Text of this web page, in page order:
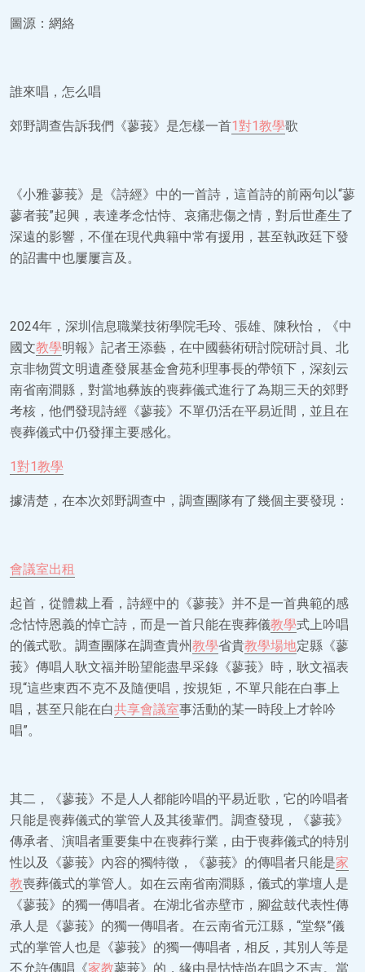
圖源：網絡
誰來唱，怎么唱
郊野調查告訴我們《蓼莪》是怎樣一首1對1教學歌
《小雅·蓼莪》是《詩經》中的一首詩，這首詩的前兩句以“蓼
蓼者莪”起興，表達孝念怙恃、哀痛悲傷之情，對后世產生了
深遠的影響，不僅在現代典籍中常有援用，甚至執政廷下發
的詔書中也屢屢言及。
2024年，深圳信息職業技術學院毛玲、張雄、陳秋怡，《中
國文教學明報》記者王添藝，在中國藝術研討院研討員、北
京非物質文明遺產發展基金會苑利理事長的帶領下，深刻云
南省南澗縣，對當地彝族的喪葬儀式進行了為期三天的郊野
考核，他們發現詩經《蓼莪》不單仍活在平易近間，並且在
喪葬儀式中仍發揮主要感化。
1對1教學
據清楚，在本次郊野調查中，調查團隊有了幾個主要發現：
會議室出租
起首，從體裁上看，詩經中的《蓼莪》并不是一首典範的感
念怙恃恩義的悼亡詩，而是一首只能在喪葬儀教學式上吟唱
的儀式歌。調查團隊在調查貴州教學省貴教學場地定縣《蓼
莪》傳唱人耿文福并盼望能盡早采錄《蓼莪》時，耿文福表
現“這些東西不克不及隨便唱，按規矩，不單只能在白事上
唱，甚至只能在白共享會議室事活動的某一時段上才幹吟
唱”。
其二，《蓼莪》不是人人都能吟唱的平易近歌，它的吟唱者
只能是喪葬儀式的掌管人及其後輩們。調查發現，《蓼莪》
傳承者、演唱者重要集中在喪葬行業，由于喪葬儀式的特別
性以及《蓼莪》內容的獨特徵，《蓼莪》的傳唱者只能是家
教喪葬儀式的掌管人。如在云南省南澗縣，儀式的掌壇人是
《蓼莪》的獨一傳唱者。在湖北省赤壁市，腳盆鼓代表性傳
承人是《蓼莪》的獨一傳唱者。在云南省元江縣，“堂祭”儀
式的掌管人也是《蓼莪》的獨一傳唱者，相反，其別人等是
不允許傳唱《家教蓼莪》的，緣由是怙恃尚在唱之不吉。當